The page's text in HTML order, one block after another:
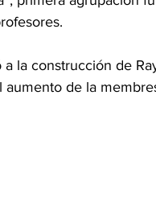
la construcción de
de la